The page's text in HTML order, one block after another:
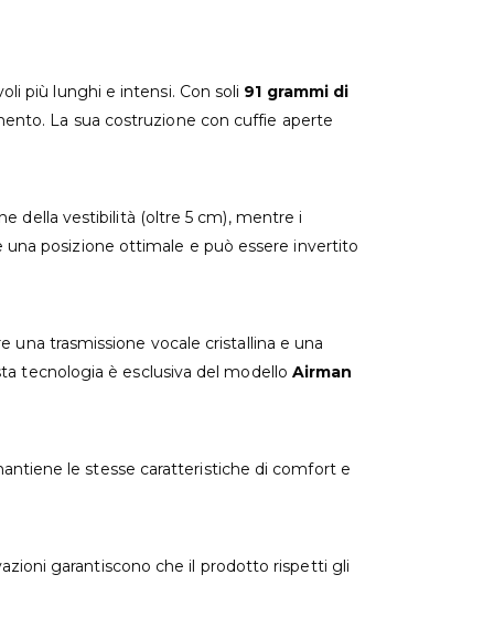
più lunghi e intensi. Con soli 91 grammi di
La sua costruzione con cuffie aperte
della vestibilità (oltre 5 cm), mentre i
una posizione ottimale e può essere invertito
una trasmissione vocale cristallina e una
tecnologia è esclusiva del modello Airman
le stesse caratteristiche di comfort e
garantiscono che il prodotto rispetti gli